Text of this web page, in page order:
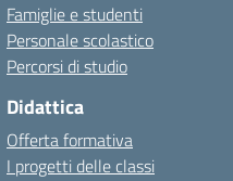
Famiglie e studenti
Personale scolastico
Percorsi di studio
Didattica
Offerta formativa
I progetti delle classi